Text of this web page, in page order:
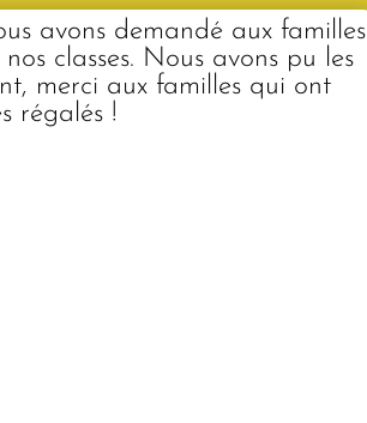
avons demandé aux familles
classes. Nous avons pu les
merci aux familles qui ont
régalés !